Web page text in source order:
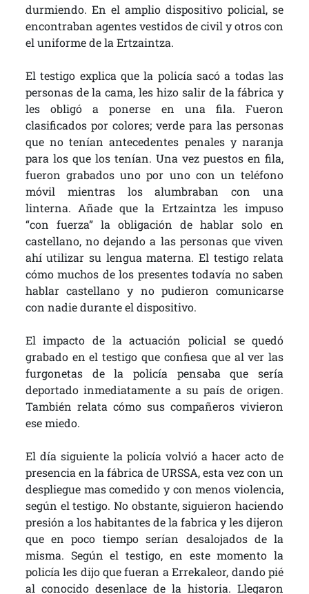
durmiendo. En el amplio dispositivo policial, se
encontraban agentes vestidos de civil y otros con
el uniforme de la Ertzaintza.
El testigo explica que la policía sacó a todas las
personas de la cama, les hizo salir de la fábrica y
les obligó a ponerse en una fila. Fueron
clasificados por colores; verde para las personas
que no tenían antecedentes penales y naranja
para los que los tenían. Una vez puestos en fila,
fueron grabados uno por uno con un teléfono
móvil mientras los alumbraban con una
linterna. Añade que la Ertzaintza les impuso
“con fuerza” la obligación de hablar solo en
castellano, no dejando a las personas que viven
ahí utilizar su lengua materna. El testigo relata
cómo muchos de los presentes todavía no saben
hablar castellano y no pudieron comunicarse
con nadie durante el dispositivo.
El impacto de la actuación policial se quedó
grabado en el testigo que confiesa que al ver las
furgonetas de la policía pensaba que sería
deportado inmediatamente a su país de origen.
También relata cómo sus compañeros vivieron
ese miedo.
El día siguiente la policía volvió a hacer acto de
presencia en la fábrica de URSSA, esta vez con un
despliegue mas comedido y con menos violencia,
según el testigo. No obstante, siguieron haciendo
presión a los habitantes de la fabrica y les dijeron
que en poco tiempo serían desalojados de la
misma. Según el testigo, en este momento la
policía les dijo que fueran a Errekaleor, dando pié
al conocido desenlace de la historia. Llegaron